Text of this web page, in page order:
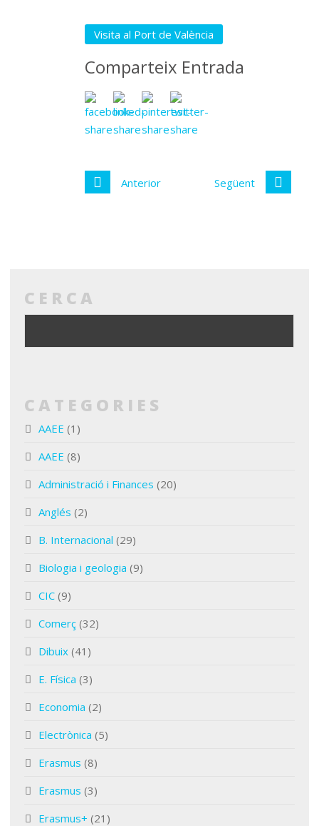
Visita al Port de València
Comparteix Entrada
Anterior Següent
CERCA
CATEGORIES
AAEE (1)
AAEE (8)
Administració i Finances (20)
Anglés (2)
B. Internacional (29)
Biologia i geologia (9)
CIC (9)
Comerç (32)
Dibuix (41)
E. Física (3)
Economia (2)
Electrònica (5)
Erasmus (8)
Erasmus (3)
Erasmus+ (21)